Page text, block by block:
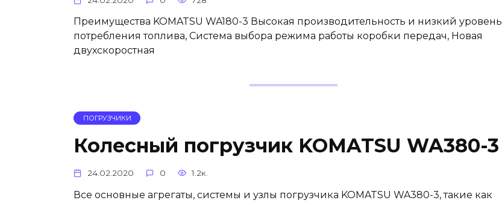
Преимущества KOMATSU WA180-3 Высокая производительность и низкий уровень
потребления топлива, Система выбора режима работы коробки передач, Новая
двухскоростная
ПОГРУЗЧИКИ
Колесный погрузчик KOMATSU WA380-3
24.02.2020 0 1.2к.
Все основные агрегаты, системы и узлы погрузчика KOMATSU WA380-3, такие как